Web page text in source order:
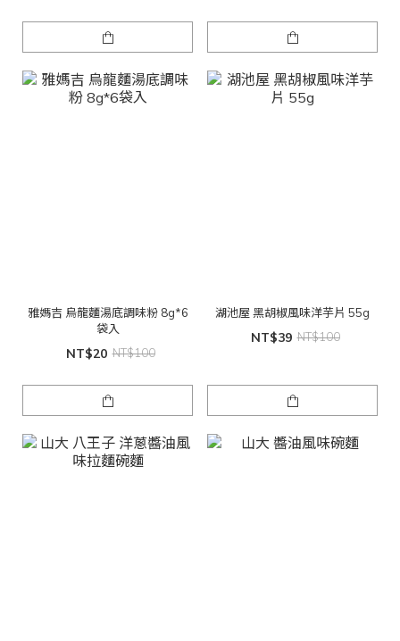
雅媽吉 烏龍麵湯底調味粉 8g*6
袋入
NT$20 NT$100
湖池屋 黑胡椒風味洋芋片 55g
NT$39 NT$100